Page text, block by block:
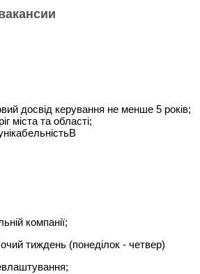
досвід керування не менше 5 років;
міста та області;
компанії;
тиждень (понеділок - четвер)